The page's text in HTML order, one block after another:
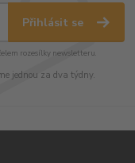
Přihlásit se
rozesílky newsletteru.
jednou za dva týdny.